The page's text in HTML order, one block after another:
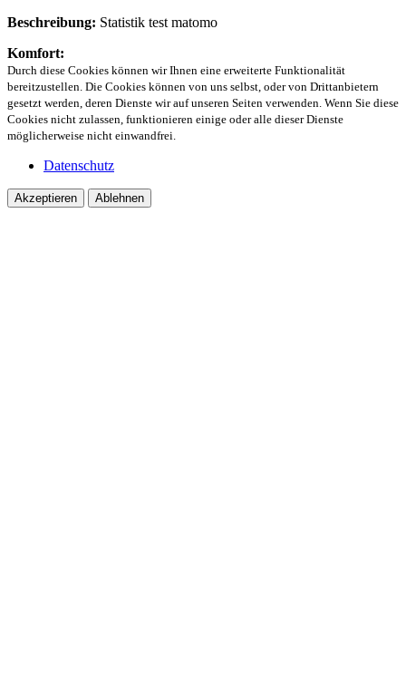
Beschreibung: Statistik test matomo
Komfort:
Durch diese Cookies können wir Ihnen eine erweiterte Funktionalität
bereitzustellen. Die Cookies können von uns selbst, oder von Drittanbietern
gesetzt werden, deren Dienste wir auf unseren Seiten verwenden. Wenn Sie diese
Cookies nicht zulassen, funktionieren einige oder alle dieser Dienste
möglicherweise nicht einwandfrei.
Datenschutz
Akzeptieren Ablehnen